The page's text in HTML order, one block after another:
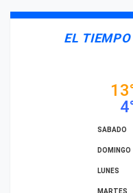
EL TIEMPO